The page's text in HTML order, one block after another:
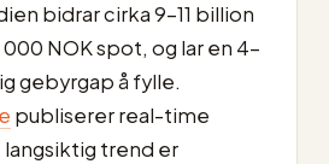
bidrar cirka 9–11 billion
NOK spot, og lar en 4–
gebyrgap å fylle.
publiserer real-time
trend er